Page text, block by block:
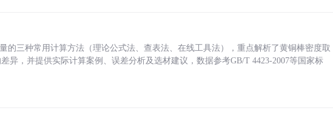
的三种常用计算方法（理论公式法、查表法、在线工具法），重点解析了黄铜棒密度取
异，并提供实际计算案例、误差分析及选材建议，数据参考GB/T 4423-2007等国家标